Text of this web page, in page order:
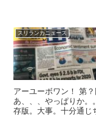
スリランカニュース
アーユーボワン！ 第？回ロックダウン選手権、第13日。で、、、あ
あ、、、やっぱりか。。
存版。大事。十分通じちゃってる。 スリラ